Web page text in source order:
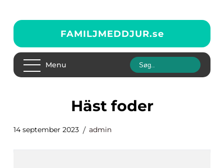
FAMILJMEDDJUR.se
Menu
häst foder
14 september 2023 admin